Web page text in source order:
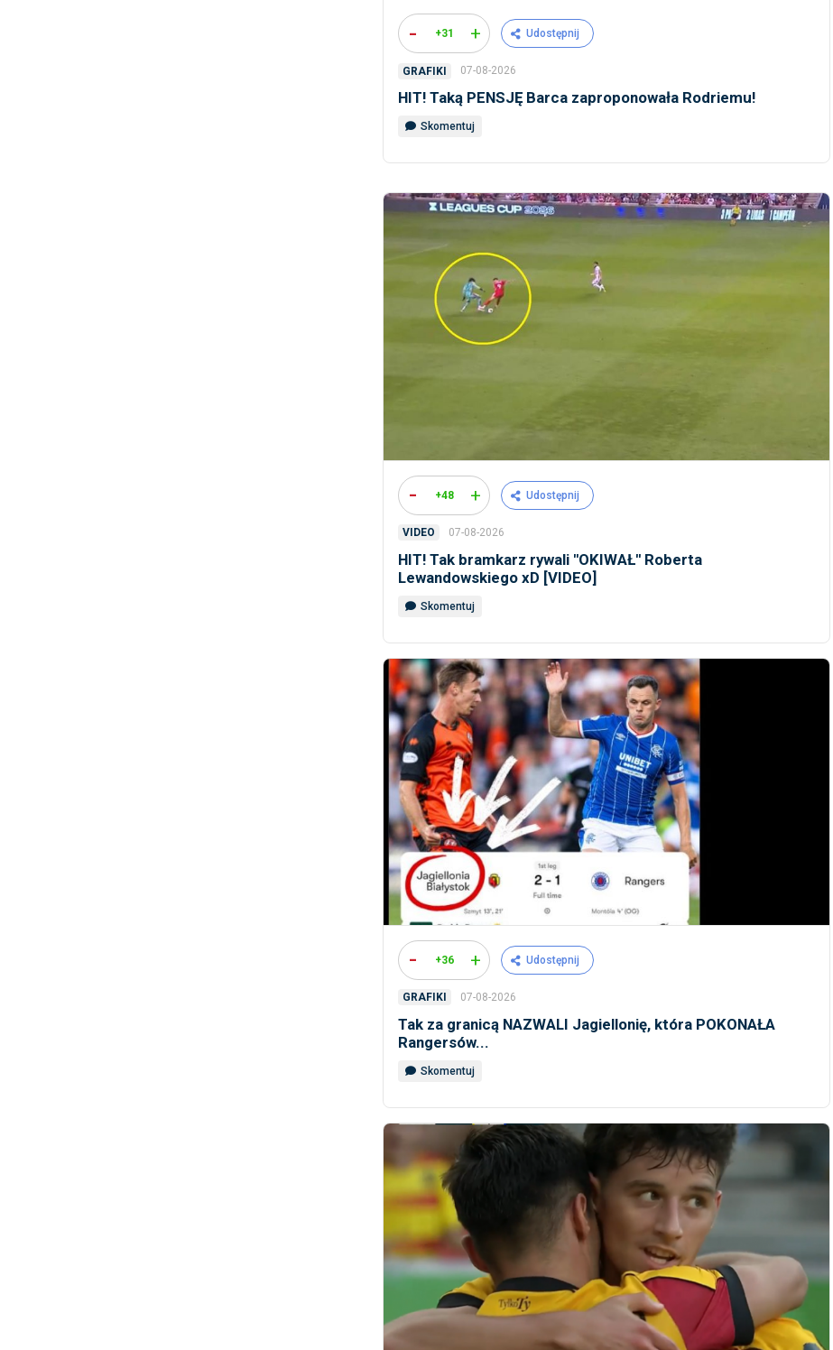
- +31 + Udostępnij
GRAFIKI 07-08-2026
HIT! Taką PENSJĘ Barca zaproponowała Rodriemu!
Skomentuj
- +48 + Udostępnij
VIDEO 07-08-2026
HIT! Tak bramkarz rywali ''OKIWAŁ'' Roberta
Lewandowskiego xD [VIDEO]
Skomentuj
- +36 + Udostępnij
GRAFIKI 07-08-2026
Tak za granicą NAZWALI Jagiellonię, która POKONAŁA
Rangersów...
Skomentuj